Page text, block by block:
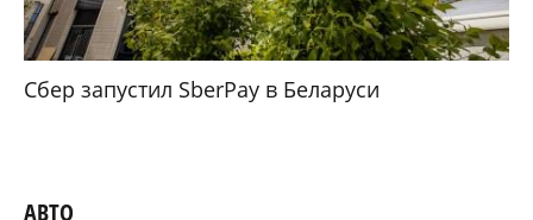
Сбер запустил SberPay в Беларуси
АВТО